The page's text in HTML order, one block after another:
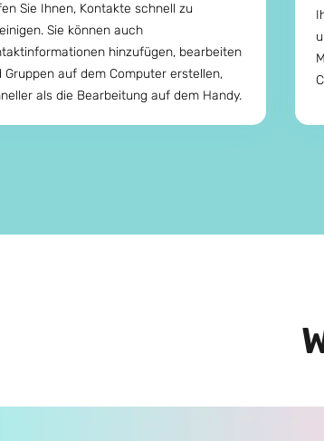
Sie Ihnen, Kontakte schnell zu
Sie können auch
hinzufügen, bearbeiten
Gruppen auf dem Computer erstellen,
als die Bearbeitung auf dem Handy.